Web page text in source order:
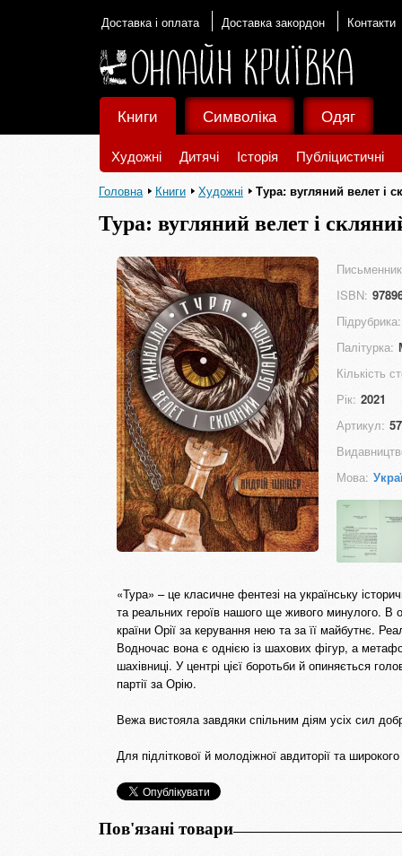
Доставка і оплата Доставка закордон Контакти
Книги
Художні Дитячі Історія Публіцистичні
Символіка Одяг
Головна Книги Художні Тура: вугляний велет і
Тура: вугляний велет і
ISBN:
Підрубрика:
Палітурка:
Кількість
Рік: 2021
Артикул:
Мова:
«Тура» – це класичне фентезі на українську
та реаль­них героїв нашого ще живого минулого. В
країни Орії за ке­рування нею та за її майбутнє.
Водночас вона є однією із шахових фігур, а
шахівниці. У центрі цієї боротьби й опиняється
партії за Орію.
Вежа вистояла завдяки спільним діям усіх сил
Для підліткової й молодіжної авдиторії та
Пов'язані товари